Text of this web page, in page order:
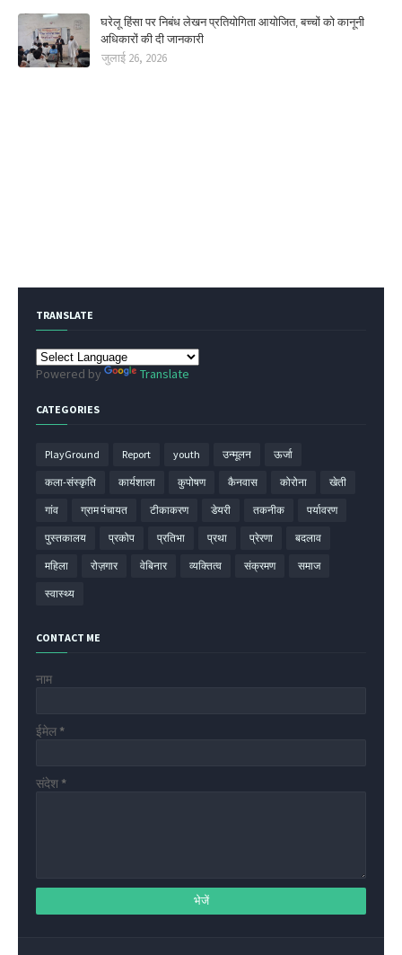
घरेलू हिंसा पर निबंध लेखन प्रतियोगिता आयोजित, बच्चों को कानूनी
अधिकारों की दी जानकारी
जुलाई 26, 2026
TRANSLATE
Powered by Translate
CATEGORIES
PlayGround Report youth उन्मूलन ऊर्जा
कला-संस्कृति कार्यशाला कुपोषण कैनवास कोरोना खेती
गांव ग्राम पंचायत टीकाकरण डेयरी तकनीक पर्यावरण
पुस्तकालय प्रकोप प्रतिभा प्रथा प्रेरणा बदलाव
महिला रोज़गार वेबिनार व्यक्तित्व संक्रमण समाज
स्वास्थ्य
CONTACT ME
नाम
ईमेल *
संदेश *